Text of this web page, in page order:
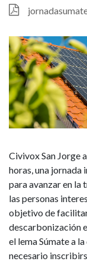
y
guías
para
la
Fichier
Civivox San Jorge
horas, una jornada
para avanzar en la
las personas
objetivo de
descarbonización
el lema Súmate a
necesario